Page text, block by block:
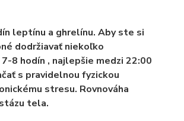
leptínu a ghrelínu. Aby ste si
dodržiavať niekoľko
8 hodín , najlepšie medzi 22:00
s pravidelnou fyzickou
stresu. Rovnováha
tela.